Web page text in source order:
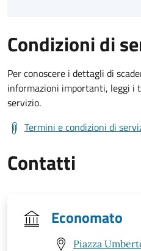
Condizioni di
Per conoscere i dettagli di
informazioni importanti, leggi i
servizio.
Termini e condizioni di
Contatti
Economato
Piazza